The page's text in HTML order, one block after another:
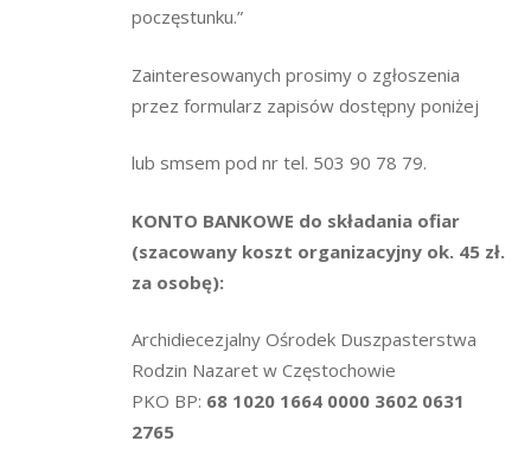
poczęstunku.”
Zainteresowanych prosimy o zgłoszenia
przez formularz zapisów dostępny poniżej
lub smsem pod nr tel. 503 90 78 79.
KONTO BANKOWE do składania ofiar
(szacowany koszt organizacyjny ok. 45 zł.
za osobę):
Archidiecezjalny Ośrodek Duszpasterstwa
Rodzin Nazaret w Częstochowie
PKO BP: 68 1020 1664 0000 3602 0631
2765